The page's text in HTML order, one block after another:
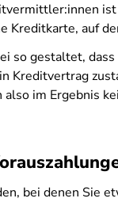
Kreditkarte, auf
so gestaltet,
Kreditvertrag
also im Ergebnis
bei denen Sie